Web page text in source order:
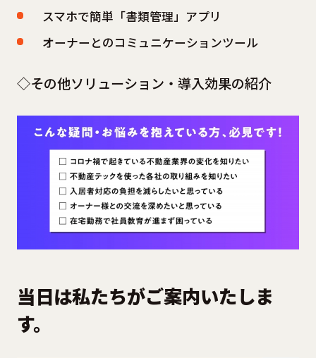
スマホで簡単「書類管理」アプリ
オーナーとのコミュニケーションツール
◇その他ソリューション・導入効果の紹介
当日は私たちがご案内いたしま
す。